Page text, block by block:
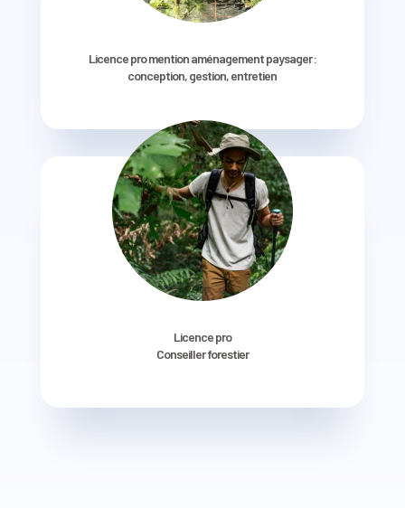
Licence pro mention aménagement paysager :
conception, gestion, entretien
Licence pro
Conseiller forestier